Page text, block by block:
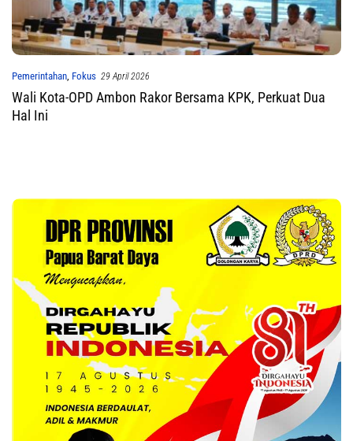
Pemerintahan, Fokus 29 April 2026
Wali Kota-OPD Ambon Rakor Bersama KPK, Perkuat Dua
Hal Ini